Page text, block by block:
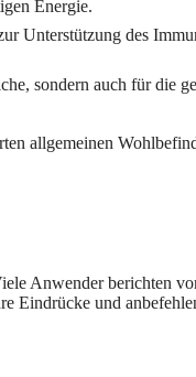
Energie.
Unterstützung des
sondern auch für die
allgemeinen
Anwender berichten
Eindrücke und